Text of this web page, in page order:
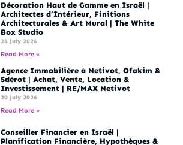
Décoration Haut de Gamme en Israël |
Architectes d’Intérieur, Finitions
Architecturales & Art Mural | The White
Box Studio
26 July 2026
Read More »
Agence Immobilière à Netivot, Ofakim &
Sdérot | Achat, Vente, Location &
Investissement | RE/MAX Netivot
20 July 2026
Read More »
Conseiller Financier en Israël |
Planification Financière, Hypothèques &